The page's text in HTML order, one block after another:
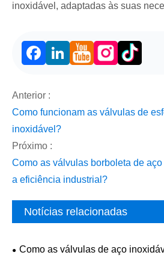
inoxidável, adaptadas às suas
FacebookLinkedIn
Anterior :
Como funcionam as válvulas de
inoxidável?
Próximo :
Como as válvulas borboleta de
a eficiência industrial?
Notícias relacionadas
Como as válvulas de aço